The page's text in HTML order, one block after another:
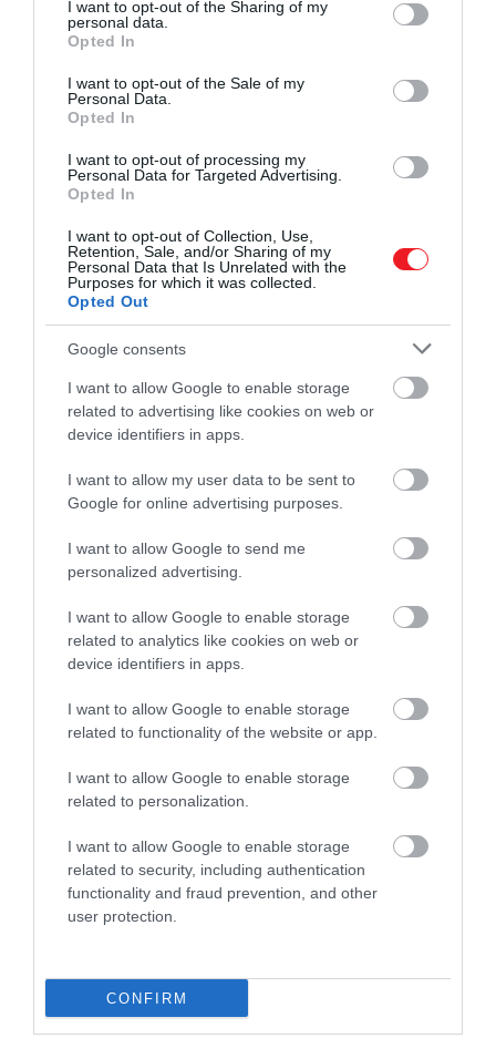
not limited to your visit or usage behaviour. You may click to
grant or deny consent to Google and its third-party tags to
use your data for below specified purposes in below Google
consent section.
I want to opt-out of the Sharing of my
personal data.
Opted In
I want to opt-out of the Sale of my
Personal Data.
Opted In
I want to opt-out of processing my
Personal Data for Targeted Advertising.
Opted In
I want to opt-out of Collection, Use,
Retention, Sale, and/or Sharing of my
Personal Data that Is Unrelated with the
Purposes for which it was collected.
Opted Out
Google consents
I want to allow Google to enable storage
related to advertising like cookies on web or
device identifiers in apps.
I want to allow my user data to be sent to
Google for online advertising purposes.
I want to allow Google to send me
personalized advertising.
I want to allow Google to enable storage
related to analytics like cookies on web or
device identifiers in apps.
I want to allow Google to enable storage
related to functionality of the website or app.
I want to allow Google to enable storage
related to personalization.
I want to allow Google to enable storage
related to security, including authentication
functionality and fraud prevention, and other
user protection.
CONFIRM
Ázsiai gepárd
Ezt is olvasd el!Kihaltnak hitték, ma már
Magyarországon él a legtöbb aranysakál
Összesen öt alfaj létezik világszerte mintegy 6600
példánnyal, a legtöbb Dél-Afrikában él, derül ki a
Természetvédelmi Világalap (WWF)
információiból.
Az ázsiai gepárd, akárcsak afrikai rokona, nagyon
gyors nagymacska. Élőhelye
Figyelmedbe ajánljuk!Kutatás bizonyítja:
pollenallergia miatt halhattak ki a mamutok
Nyitókép:Ázsiai gepárd/ Fotó: Shutterstock
TUDOMÁNY ÁZSIA GEPÁRD
MACSKA KIHALÁS
2026. JÚLIUS 22. ● TUDOMÁNY
Így tisztítsd az air fryert anélkül, hogy
tönkretennéd a…
2026. JÚLIUS 26. ● TUDOMÁNY
A májunk évezredekig működhetne –